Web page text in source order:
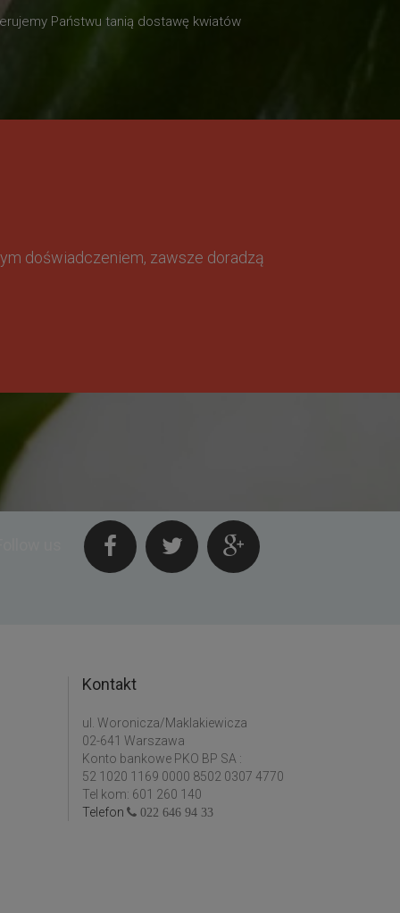
Państwu tanią dostawę kwiatów
doświadczeniem, zawsze doradzą
Kontakt
ul. Woronicza/Maklakiewicza
02-641 Warszawa
Konto bankowe PKO BP SA :
52 1020 1169 0000 8502 0307 4770
Tel kom: 601 260 140
Telefon
022 646 94 33